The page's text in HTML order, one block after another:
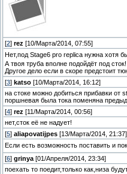
[2] rez [10/Марта/2014, 07:55]
Нет,под Stage6 pro replica нужна хотя
А твоя труба вполне подойдёт под сток!
Другое дело если в скоре предстоит
[3] katso [10/Марта/2014, 16:12]
на стоке можно добиться прибавки от
поршневая была тока поменяна
[4] rez [11/Марта/2014, 00:56]
нет,сток её не надует!
[5] aliapovatijpes [13/Марта/2014, 21:37]
Если есть возможность поставить и
[6] grinya [01/Апреля/2014, 23:34]
поехать то поедит,только как,низа